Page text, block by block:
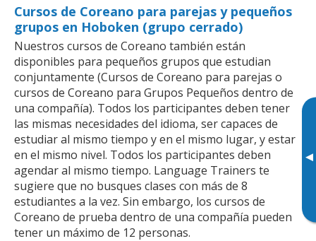
▸
Cursos de Coreano para parejas y pequeños
grupos en Hoboken (grupo cerrado)
Nuestros cursos de Coreano también están
disponibles para pequeños grupos que estudian
conjuntamente (Cursos de Coreano para parejas o
cursos de Coreano para Grupos Pequeños dentro de
una compañía). Todos los participantes deben tener
las mismas necesidades del idioma, ser capaces de
estudiar al mismo tiempo y en el mismo lugar, y estar
en el mismo nivel. Todos los participantes deben
agendar al mismo tiempo. Language Trainers te
sugiere que no busques clases con más de 8
estudiantes a la vez. Sin embargo, los cursos de
Coreano de prueba dentro de una compañía pueden
tener un máximo de 12 personas.